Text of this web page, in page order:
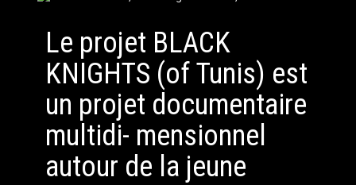
Le projet BLACK
KNIGHTS (of Tunis) est
un projet documentaire
multidi- mensionnel
autour de la jeune